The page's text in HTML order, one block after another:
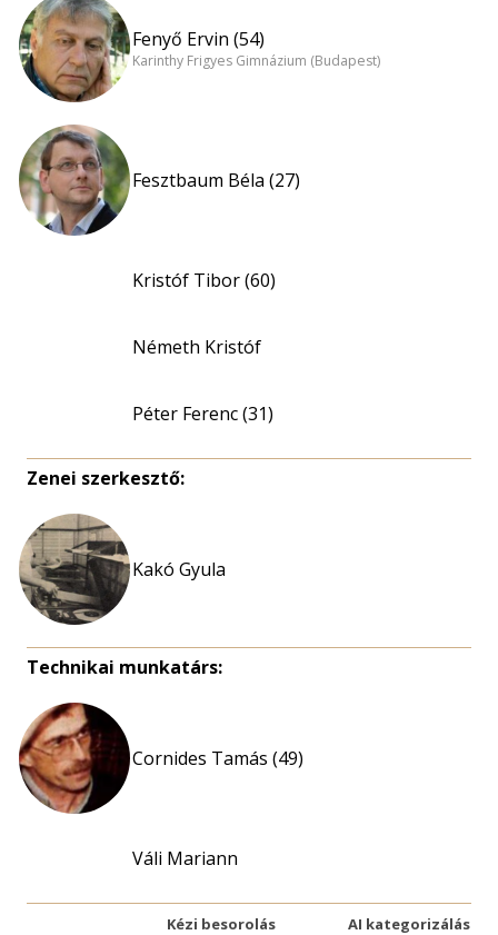
Fenyő Ervin (54)
Karinthy Frigyes Gimnázium (Budapest)
Fesztbaum Béla (27)
Kristóf Tibor (60)
Németh Kristóf
Péter Ferenc (31)
Zenei szerkesztő:
Kakó Gyula
Technikai munkatárs:
Cornides Tamás (49)
Váli Mariann
Kézi besorolás AI kategorizálás